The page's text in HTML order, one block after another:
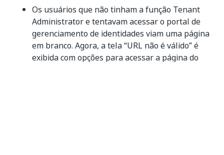
Os usuários que não tinham a função Tenant
Administrator e tentavam acessar o portal de
gerenciamento de identidades viam uma página
em branco. Agora, a tela “URL não é válido” é
exibida com opções para acessar a página do